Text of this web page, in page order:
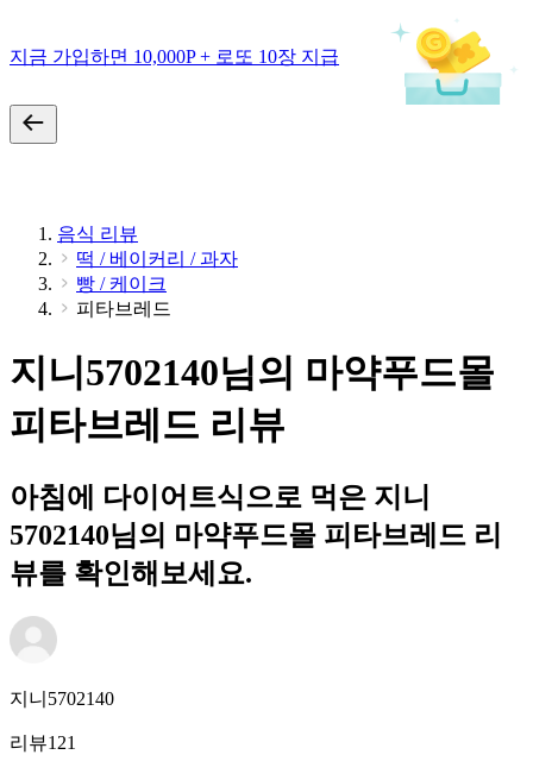
지금 가입하면 10,000P + 로또 10장 지급
음식 리뷰
떡 / 베이커리 / 과자
빵 / 케이크
피타브레드
지니5702140님의 마약푸드몰
피타브레드 리뷰
아침에 다이어트식으로 먹은 지니
5702140님의 마약푸드몰 피타브레드 리
뷰를 확인해보세요.
지니5702140
리뷰121